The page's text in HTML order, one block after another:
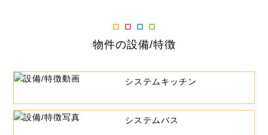
物件の設備/特徴
システムキッチン
システムバス